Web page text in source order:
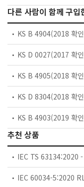
다른 사람이 함께 구입
KS B 4904(2018 확
KS B 4905(2018 확
KS D 8304(2018 확
KS B 4903(2019 확
추천 상품